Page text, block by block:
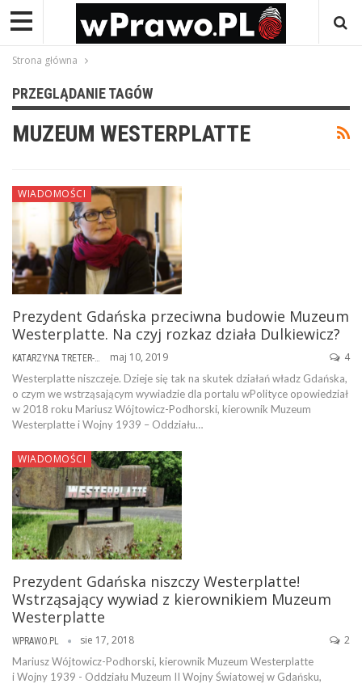
Strona główna
PRZEGLĄDANIE TAGÓW
MUZEUM WESTERPLATTE
WIADOMOŚCI
Prezydent Gdańska przeciwna budowie Muzeum
Westerplatte. Na czyj rozkaz działa Dulkiewicz?
maj 10, 2019 4
Westerplatte niszczeje. Dzieje się tak na skutek działań władz Gdańska,
o czym we wstrząsającym wywiadzie dla portalu wPolityce opowiedział
w 2018 roku Mariusz Wójtowicz-Podhorski, kierownik Muzeum
Westerplatte i Wojny 1939 – Oddziału…
WIADOMOŚCI
Prezydent Gdańska niszczy Westerplatte!
Wstrząsający wywiad z kierownikiem Muzeum
Westerplatte
WPRAWO.PL sie 17, 2018 2
Mariusz Wójtowicz-Podhorski, kierownik Muzeum Westerplatte
i Wojny 1939 - Oddziału Muzeum II Wojny Światowej w Gdańsku,